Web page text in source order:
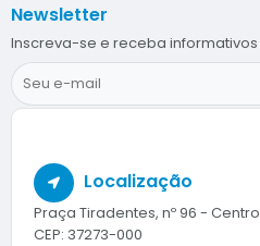
Localização
Praça Tiradentes, nº 96 - Centro
CEP: 37273-000
Newsletter
Inscreva-se e receba informativos